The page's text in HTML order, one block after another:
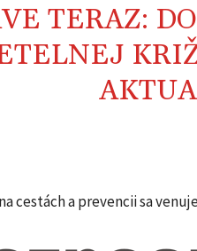
TERAZ:
cestách a prevencii sa